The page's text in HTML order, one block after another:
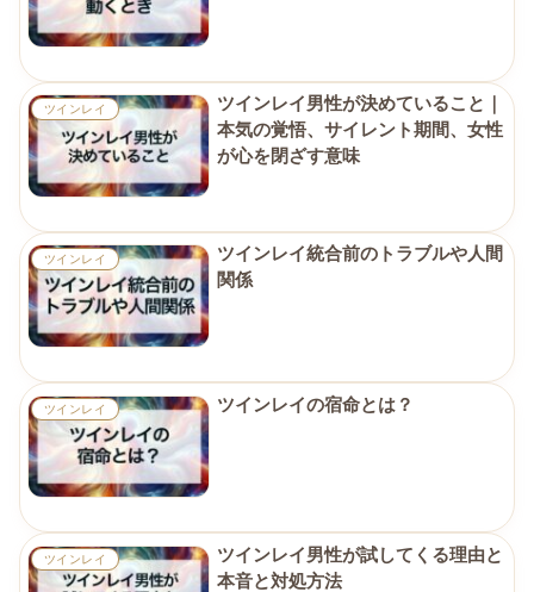
ツインレイ
ツインレイ男性が決めていること｜
本気の覚悟、サイレント期間、女性
が心を閉ざす意味
ツインレイ
ツインレイ統合前のトラブルや人間
関係
ツインレイ ツインレイの宿命とは？
ツインレイ
ツインレイ男性が試してくる理由と
本音と対処方法